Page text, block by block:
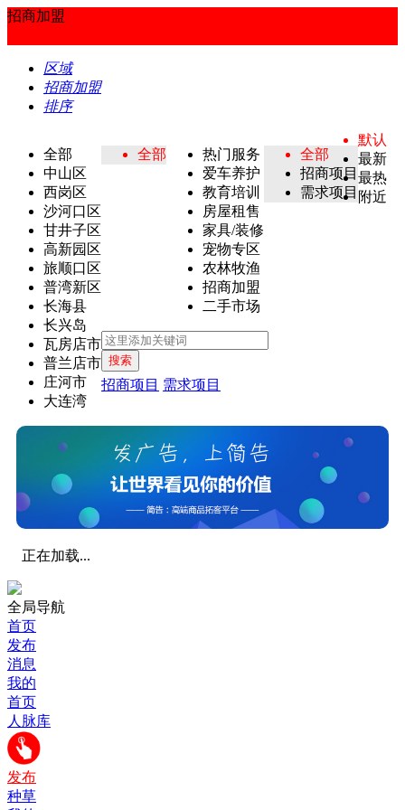
招商加盟
区域
招商加盟
排序
全部
中山区
西岗区
沙河口区
甘井子区
高新园区
旅顺口区
普湾新区
长海县
长兴岛
瓦房店市
普兰店市
庄河市
大连湾
全部
热门服务
爱车养护
教育培训
房屋租售
家具/装修
宠物专区
农林牧渔
招商加盟
二手市场
全部
招商项目
需求项目
默认
最新
最热
附近
搜索
招商项目 需求项目
正在加载...
全局导航
首页
发布
消息
我的
首页
人脉库
发布
种草